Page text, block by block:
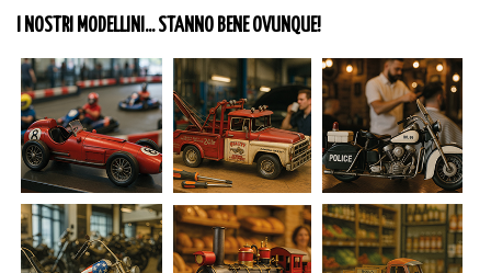
I NOSTRI MODELLINI... STANNO BENE OVUNQUE!